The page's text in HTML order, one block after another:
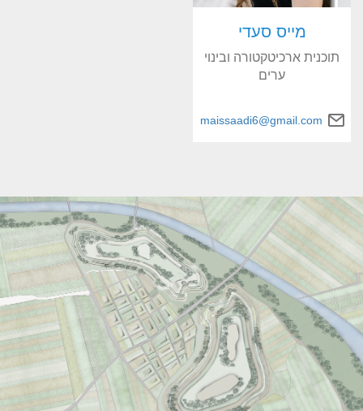
מייס סעדי
תוכנית ארכיטקטורה ובינוי
ערים
maissaadi6@gmail.com